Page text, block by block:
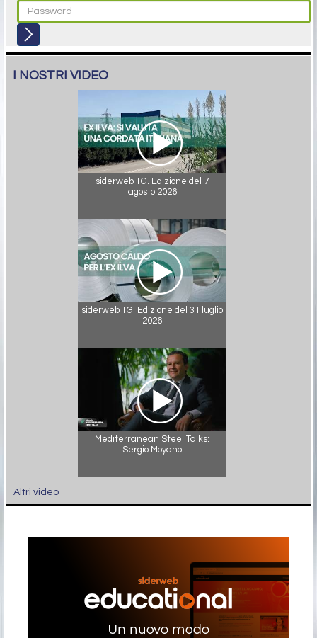
I NOSTRI VIDEO
siderweb TG. Edizione del 7
agosto 2026
siderweb TG. Edizione del 31 luglio
2026
Mediterranean Steel Talks:
Sergio Moyano
Altri video